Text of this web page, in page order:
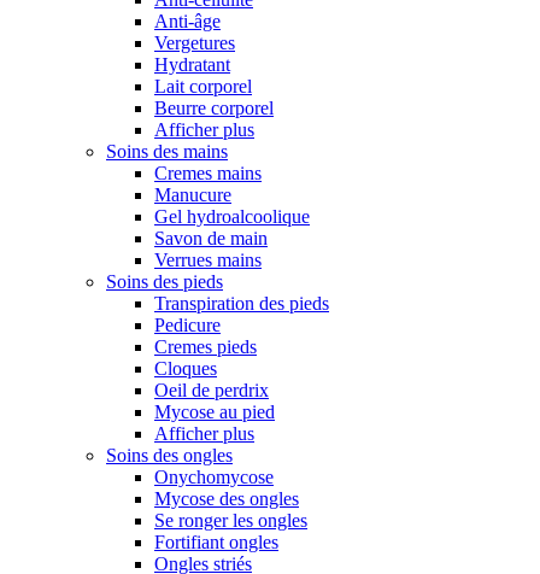
Anti-âge
Vergetures
Hydratant
Lait corporel
Beurre corporel
Afficher plus
Soins des mains
Cremes mains
Manucure
Gel hydroalcoolique
Savon de main
Verrues mains
Soins des pieds
Transpiration des pieds
Pedicure
Cremes pieds
Cloques
Oeil de perdrix
Mycose au pied
Afficher plus
Soins des ongles
Onychomycose
Mycose des ongles
Se ronger les ongles
Fortifiant ongles
Ongles striés